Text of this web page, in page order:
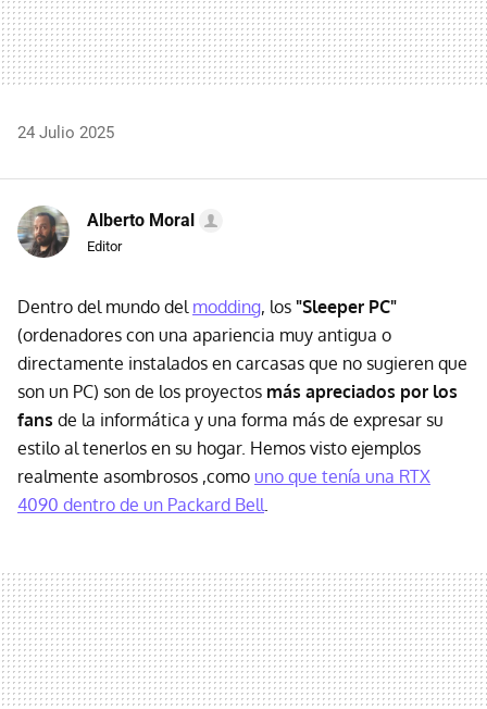
24 Julio 2025
Alberto Moral
Editor
Dentro del mundo del modding, los "Sleeper PC"
(ordenadores con una apariencia muy antigua o
directamente instalados en carcasas que no sugieren que
son un PC) son de los proyectos más apreciados por los
fans de la informática y una forma más de expresar su
estilo al tenerlos en su hogar. Hemos visto ejemplos
realmente asombrosos ,como uno que tenía una RTX
4090 dentro de un Packard Bell.